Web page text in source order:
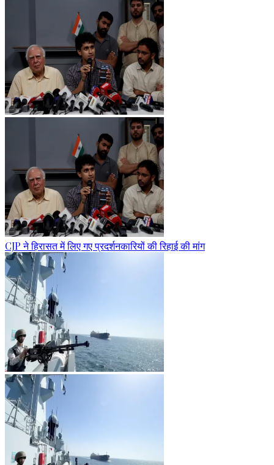
CJP ने हिरासत में लिए गए प्रदर्शनकारियों की रिहाई की मांग